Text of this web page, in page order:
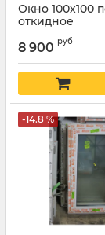
Окно 100х100
откидное
8 900 руб
-14.8 %